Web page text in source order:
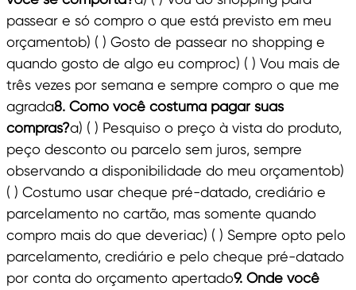
passear e só compro o que está previsto em meu
orçamentob) ( ) Gosto de passear no shopping e
quando gosto de algo eu comproc) ( ) Vou mais de
três vezes por semana e sempre compro o que me
agrada8. Como você costuma pagar suas
compras?a) ( ) Pesquiso o preço à vista do produto,
peço desconto ou parcelo sem juros, sempre
observando a disponibilidade do meu orçamentob)
( ) Costumo usar cheque pré-datado, crediário e
parcelamento no cartão, mas somente quando
compro mais do que deveriac) ( ) Sempre opto pelo
parcelamento, crediário e pelo cheque pré-datado
por conta do orçamento apertado9. Onde você